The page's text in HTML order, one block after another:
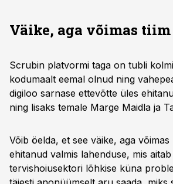
Väike, aga võimas tiim
Scrubin platvormi taga on tubli
kodumaalt eemal olnud ning
digiloo sarnase ettevõtte üles
ning lisaks temale Marge Maidla ja
Võib öelda, et see väike, aga
ehitanud valmis lahenduse, mis
tervishoiusektori lõhkise küna